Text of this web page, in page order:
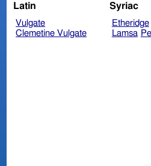
Latin
Vulgate
Clemetine Vulgate
Syriac
Etheridge
Lamsa